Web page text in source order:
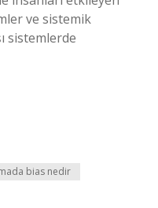
ve sistemik
sistemlerde
bias nedir